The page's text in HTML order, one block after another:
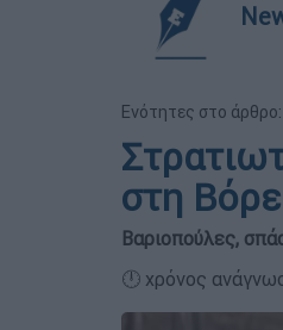
Ενότητες στο άρθρο:
στη
Βαριοπούλες,
🕛 χρόνος